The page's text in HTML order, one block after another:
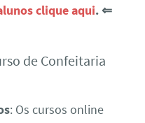
clique aqui. ⇐
de Confeitaria
: Os cursos online